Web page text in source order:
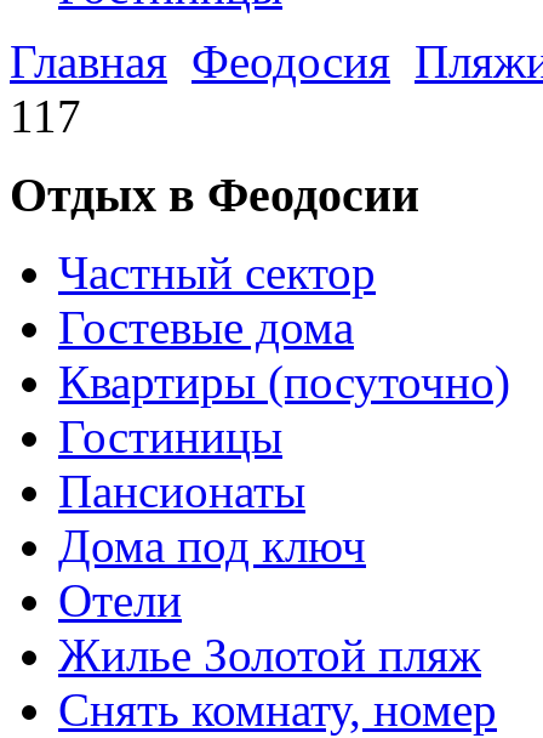
Главная Феодосия
117
Отдых в Феодосии
Частный сектор
Гостевые дома
Квартиры (посуточно)
Гостиницы
Пансионаты
Дома под ключ
Отели
Жилье Золотой пляж
Снять комнату, номер